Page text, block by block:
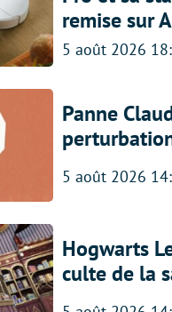
remise sur
5 août 2026
Panne
5 août 2026
Hogwarts
culte de la